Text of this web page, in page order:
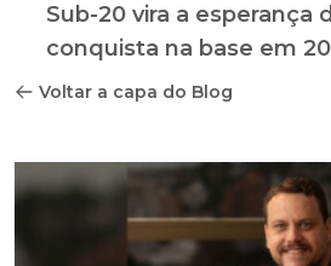
Sub-20 vira a esperança
conquista na base em
Voltar a capa do Blog